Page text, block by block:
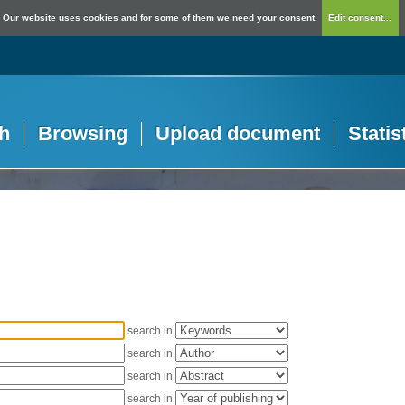
Our website uses cookies and for some of them we need your consent. Edit consent...
Browsing Upload document
search in
search in
search in
search in